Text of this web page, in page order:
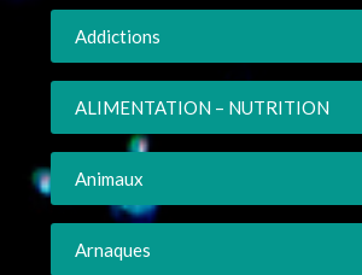
Addictions
ALIMENTATION – NUTRITION
Animaux
Arnaques